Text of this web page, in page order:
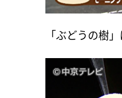
「ぶどうの樹